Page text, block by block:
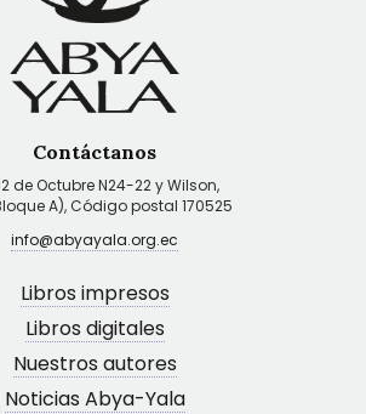
Contáctanos
de Octubre N24-22 y Wilson,
A), Código postal 170525
info@abyayala.org.ec
Libros impresos
Libros digitales
Nuestros autores
Noticias Abya-Yala